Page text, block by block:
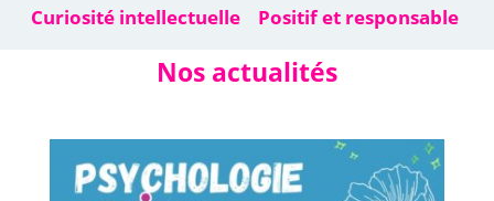
Curiosité intellectuelle Positif et responsable
Nos actualités